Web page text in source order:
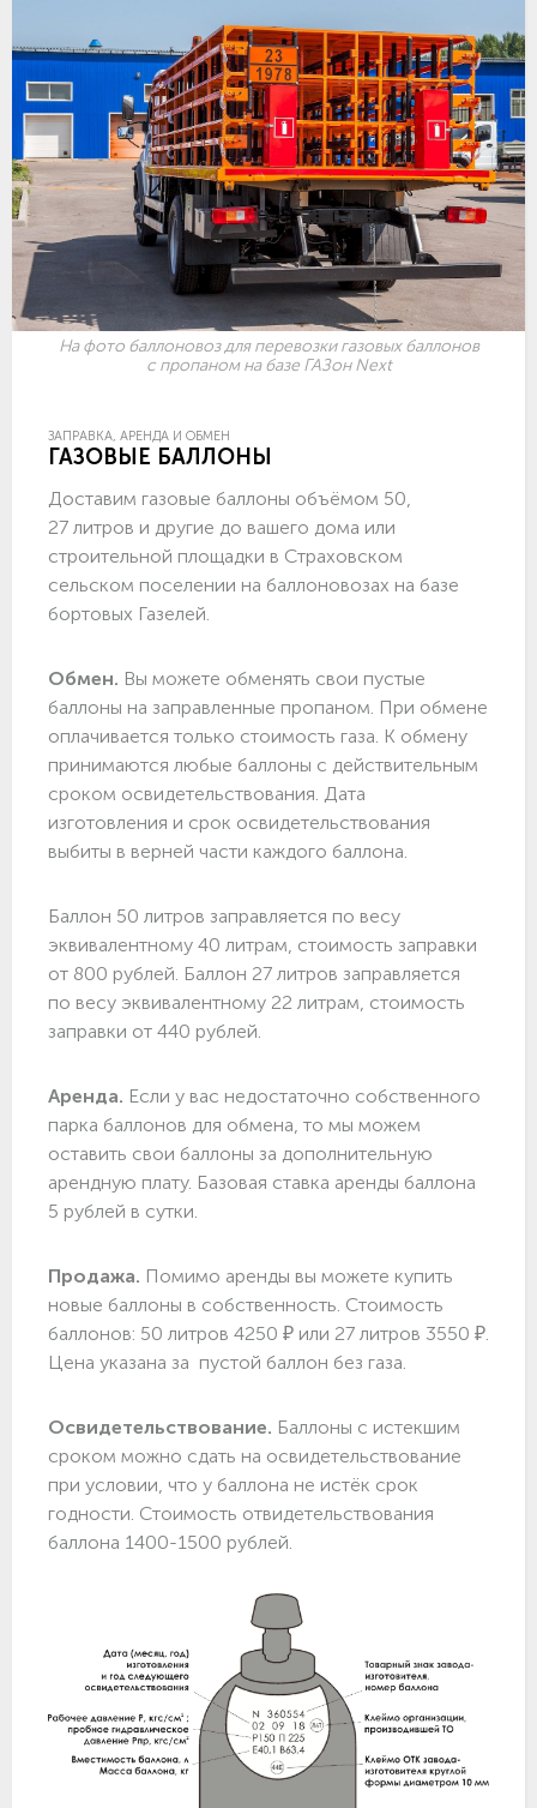
На фото баллоновоз для перевозки газовых баллонов
с пропаном на базе ГАЗон Next
ЗАПРАВКА, АРЕНДА И ОБМЕН
ГАЗОВЫЕ БАЛЛОНЫ
Доставим газовые баллоны объёмом 50,
27 литров и другие до вашего дома или
строительной площадки в Страховском
сельском поселении на баллоновозах на базе
бортовых Газелей.
Обмен. Вы можете обменять свои пустые
баллоны на заправленные пропаном. При обмене
оплачивается только стоимость газа. К обмену
принимаются любые баллоны с действительным
сроком освидетельствования. Дата
изготовления и срок освидетельствования
выбиты в верней части каждого баллона.
Баллон 50 литров заправляется по весу
эквивалентному 40 литрам, стоимость заправки
от 800 рублей. Баллон 27 литров заправляется
по весу эквивалентному 22 литрам, стоимость
заправки от 440 рублей.
Аренда. Если у вас недостаточно собственного
парка баллонов для обмена, то мы можем
оставить свои баллоны за дополнительную
арендную плату. Базовая ставка аренды баллона
5 рублей в сутки.
Продажа. Помимо аренды вы можете купить
новые баллоны в собственность. Стоимость
баллонов: 50 литров 4250 ₽ или 27 литров 3550 ₽.
Цена указана за пустой баллон без газа.
Освидетельствование. Баллоны с истекшим
сроком можно сдать на освидетельствование
при условии, что у баллона не истёк срок
годности. Стоимость отвидетельствования
баллона 1400-1500 рублей.